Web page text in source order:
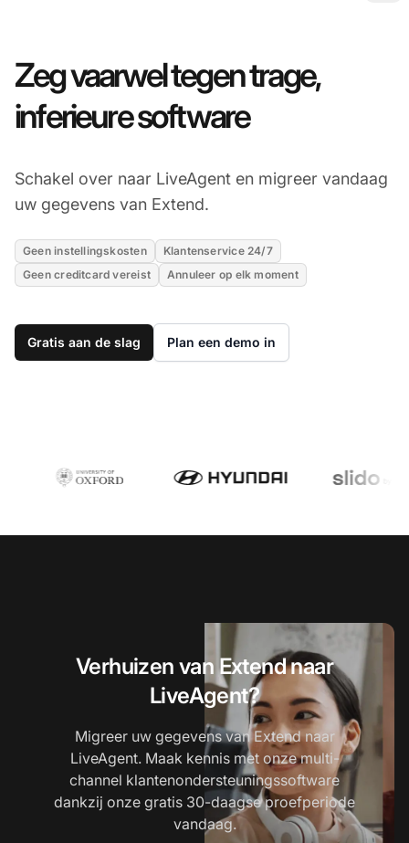
Zeg vaarwel tegen trage,
inferieure software
Schakel over naar LiveAgent en migreer vandaag
uw gegevens van Extend.
Geen instellingskosten
Klantenservice 24/7
Geen creditcard vereist
Annuleer op elk moment
Gratis aan de slag Plan een demo in
Verhuizen van Extend naar
LiveAgent?
Migreer uw gegevens van Extend naar
LiveAgent. Maak kennis met onze multi-
channel klantenondersteuningssoftware
dankzij onze gratis 30-daagse proefperiode
vandaag.